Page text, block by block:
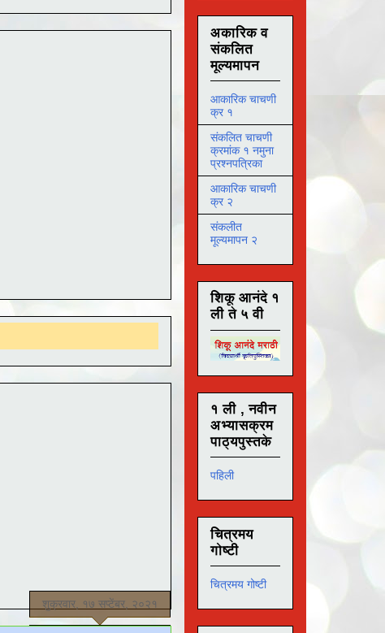
शुक्रवार, १७ सप्टेंबर, २०२१
अकारिक व
संकलित
मूल्यमापन
आकारिक चाचणी
क्र १
संकलित चाचणी
क्रमांक १ नमुना
प्रश्नपत्रिका
आकारिक चाचणी
क्र २
संकलीत
मूल्यमापन २
शिकू आनंदे १
ली ते ५ वी
१ ली , नवीन
अभ्यासक्रम
पाठ्यपुस्तके
पहिली
चित्रमय
गोष्टी
चित्रमय गोष्टी